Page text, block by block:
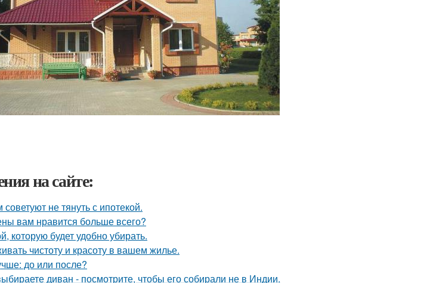
на сайте:
не тянуть с ипотекой.
вам нравится больше всего?
которую будет удобно убирать.
чистоту и красоту в вашем жилье.
до или после?
диван - посмотрите, чтобы его собирали не в Индии.